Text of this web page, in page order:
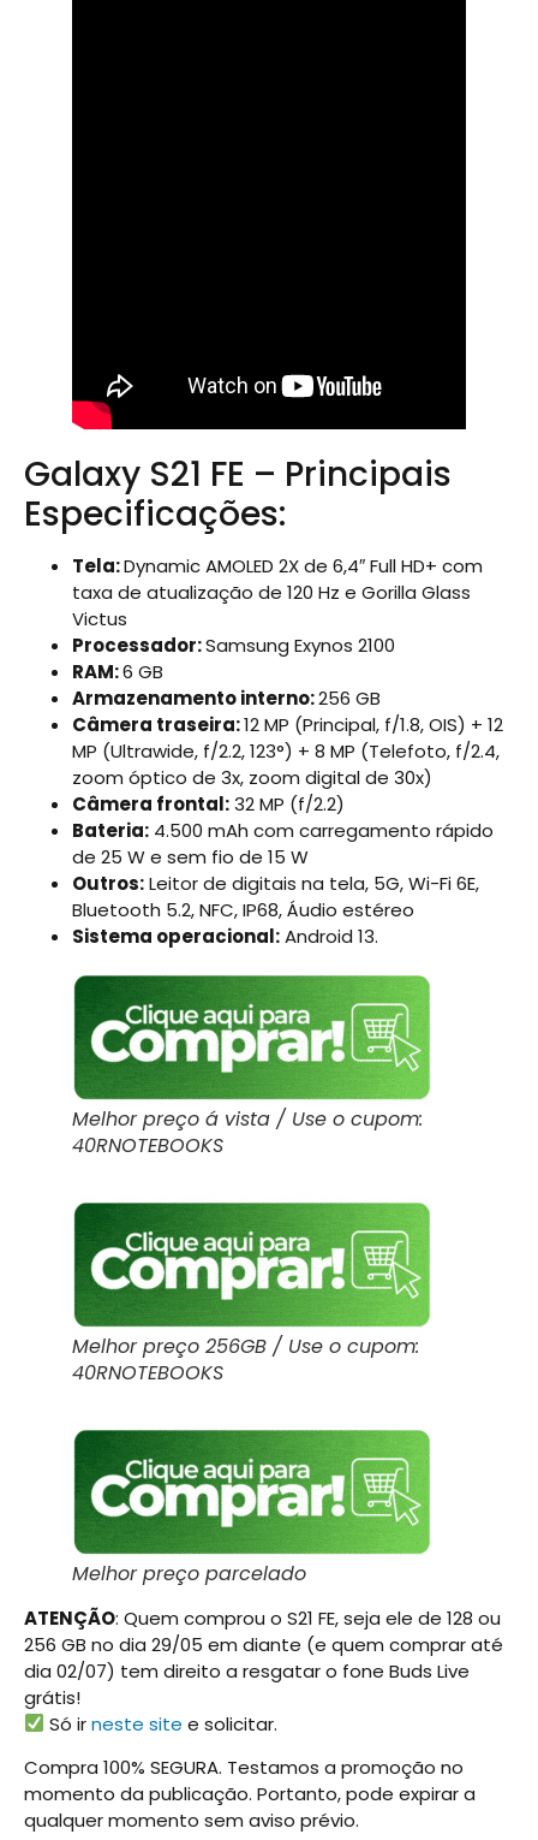
Galaxy S21 FE – Principais
Especificações:
Tela:Dynamic AMOLED 2X de 6,4″ Full HD+ com
taxa de atualização de 120 Hz e Gorilla Glass
Victus
Processador:Samsung Exynos 2100
RAM:6 GB
Armazenamento interno:256 GB
Câmera traseira:12 MP (Principal, f/1.8, OIS) + 12
MP (Ultrawide, f/2.2, 123°) + 8 MP (Telefoto, f/2.4,
zoom óptico de 3x, zoom digital de 30x)
Câmera frontal:32 MP (f/2.2)
Bateria: 4.500 mAh com carregamento rápido
de 25 W e sem fio de 15 W
Outros:Leitor de digitais na tela, 5G, Wi-Fi 6E,
Bluetooth 5.2, NFC, IP68, Áudio estéreo
Sistema operacional:Android 13.
Melhor preço á vista / Use o cupom:
40RNOTEBOOKS
Melhor preço 256GB / Use o cupom:
40RNOTEBOOKS
Melhor preço parcelado
ATENÇÃO: Quem comprou o S21 FE, seja ele de 128 ou
256 GB no dia 29/05 em diante (e quem comprar até
dia 02/07) tem direito a resgatar o fone Buds Live
grátis!
Só irneste sitee solicitar.
Compra 100% SEGURA. Testamos a promoção no
momento da publicação. Portanto, pode expirar a
qualquer momento sem aviso prévio.